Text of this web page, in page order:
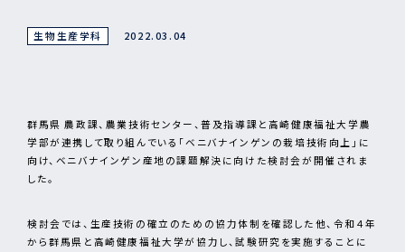
生物生産学科 2022.03.04
群馬県 農政課、農業技術センター、普及指導課と高崎健康福祉大学農
学部が連携して取り組んでいる「ベニバナインゲンの栽培技術向上」に
向け、ベニバナインゲン産地の課題解決に向けた検討会が開催されま
した。
検討会では、生産技術の確立のための協力体制を確認した他、令和４年
から群馬県と高崎健康福祉大学が協力し、試験研究を実施することに